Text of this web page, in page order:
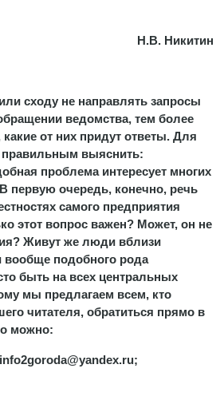
Н.В. Никитин
сходу не направлять запросы
ведомства, тем более
от них придут ответы. Для
выяснить:
проблема интересует многих
первую очередь, конечно, речь
самого предприятия
этот вопрос важен? Может, он не
Живут же люди вблизи
вообще подобного рода
быть на всех центральных
мы предлагаем всем, кто
читателя, обратиться прямо в
можно:
info2goroda@yandex.ru;